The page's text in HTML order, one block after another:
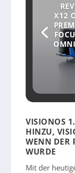
X12
VISIONOS
HINZU,
WENN DER
WURDE
Mit der